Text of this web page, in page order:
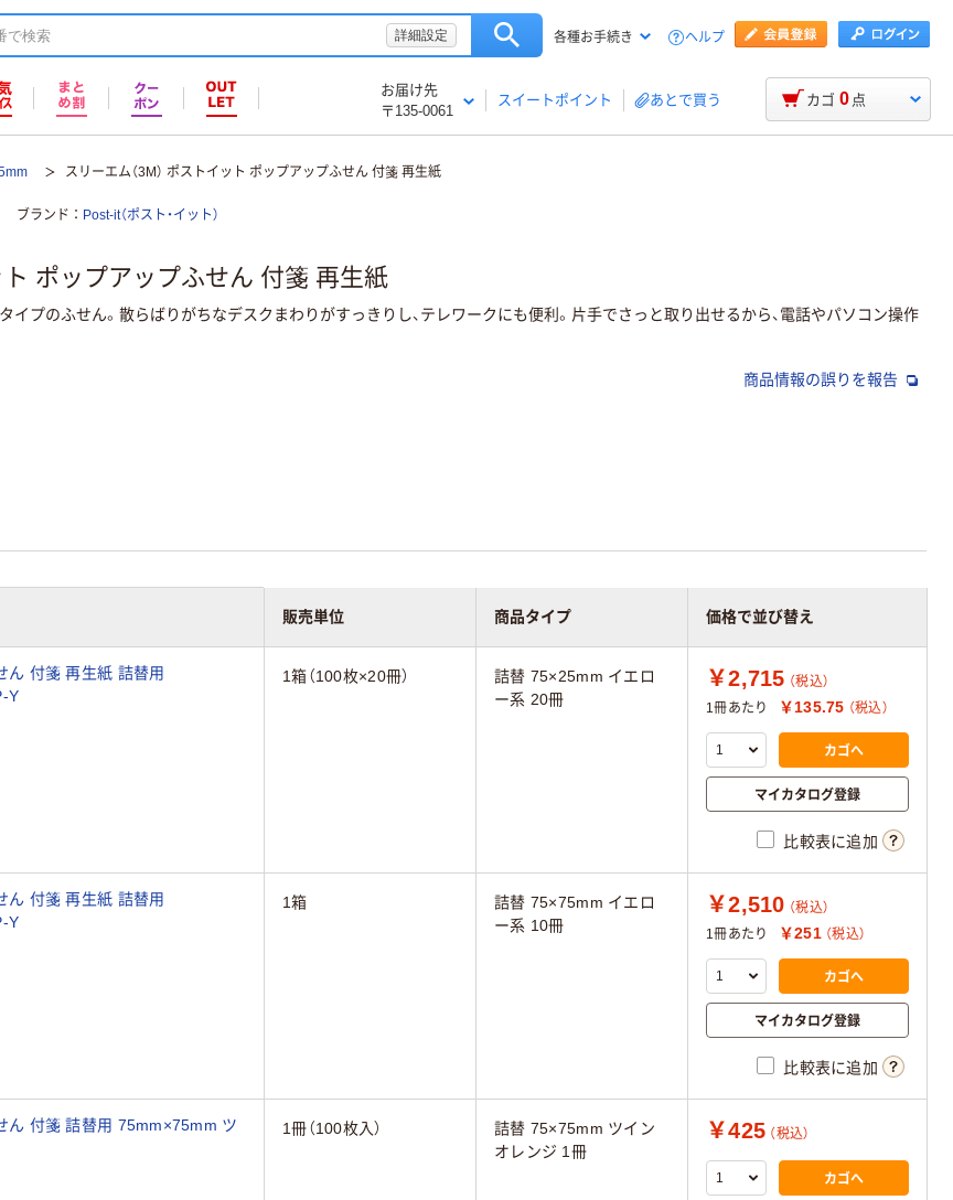
詳細設定 各種お手続き ヘルプ
お届け先
〒135-0061
スイートポイント あとで買う カゴ 0 点
スリーエム（3M） ポストイット ポップアップふせん 付箋 再生紙
ブランド Post-it（ポスト・イット）
ト ポップアップふせん 付箋 再生紙
イプのふせん。散らばりがちなデスクまわりがすっきりし、テレワークにも便利。片手でさっと取り出せるから、電話やパソコン操作
商品情報の誤りを報告
販売単位 商品タイプ 価格で並び替え
ん 付箋 再生紙 詰替用
Y
1箱（100枚×20冊）
詰替 75×25mm イエロ
ー系 20冊
￥2,715 （税込）
1冊あたり
￥135.75 （税込）
カゴへ
マイカタログ登録
比較表に追加
ん 付箋 再生紙 詰替用
Y
1箱
詰替 75×75mm イエロ
ー系 10冊
￥2,510 （税込）
1冊あたり
￥251 （税込）
カゴへ
マイカタログ登録
比較表に追加
ん 付箋 詰替用 75mm×75mm ツ
1冊（100枚入）
詰替 75×75mm ツイン
オレンジ 1冊
￥425 （税込）
カゴへ